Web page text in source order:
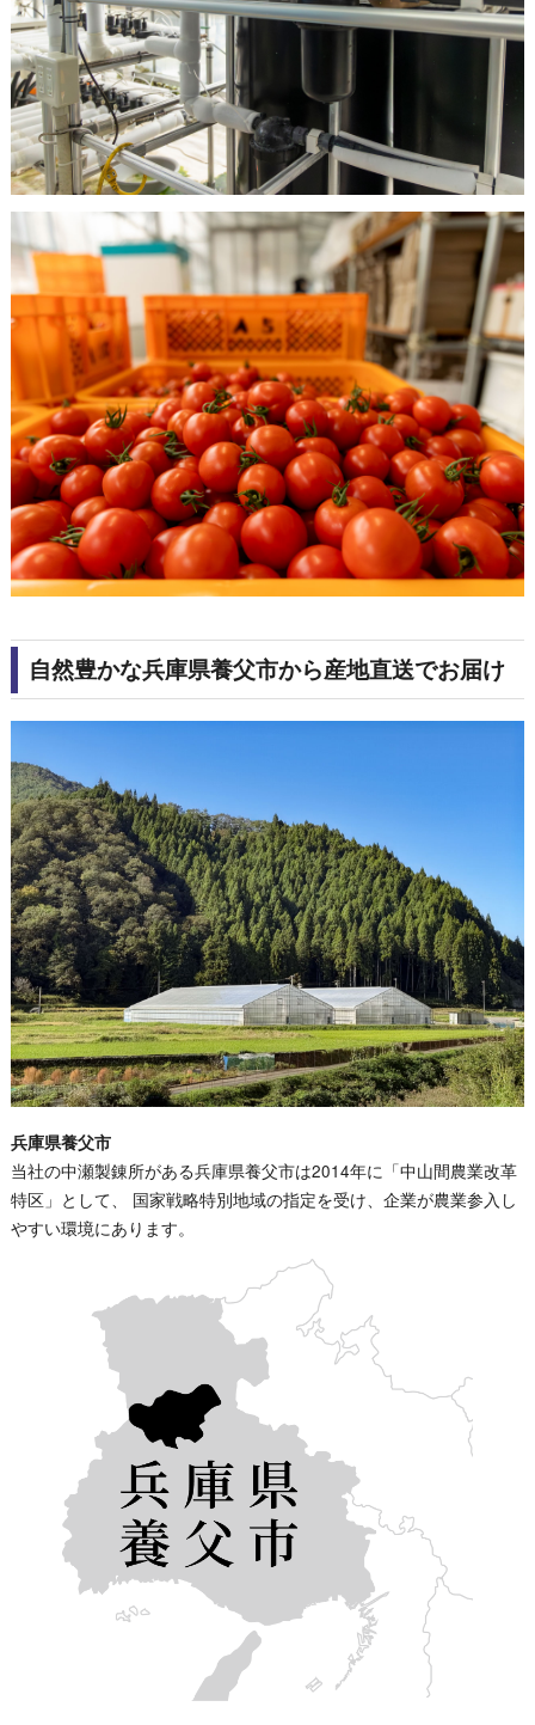
自然豊かな兵庫県養父市から産地直送でお届け
兵庫県養父市
当社の中瀬製錬所がある兵庫県養父市は2014年に「中山間農業改革
特区」として、 国家戦略特別地域の指定を受け、企業が農業参入し
やすい環境にあります。